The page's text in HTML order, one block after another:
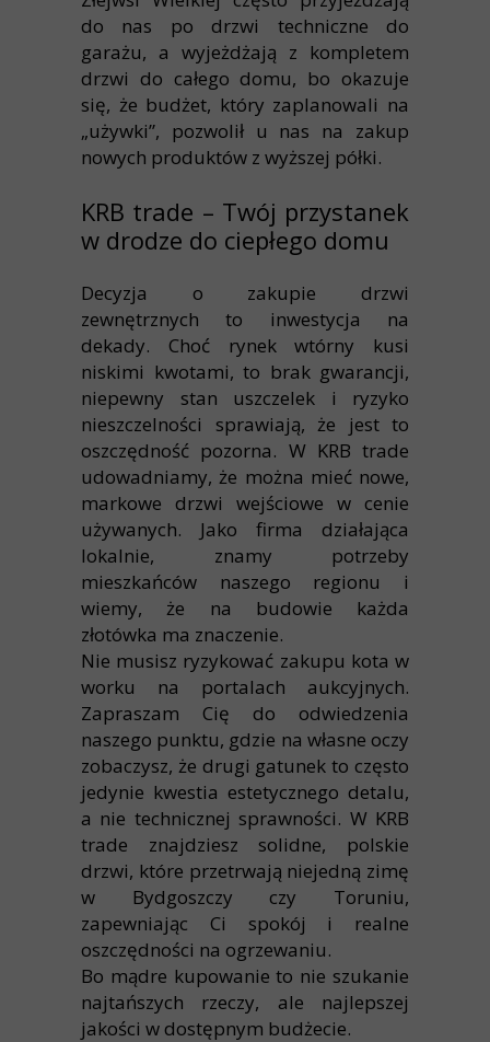
do nas po drzwi techniczne do
garażu, a wyjeżdżają z kompletem
drzwi do całego domu, bo okazuje
się, że budżet, który zaplanowali na
„używki”, pozwolił u nas na zakup
nowych produktów z wyższej półki.
KRB trade – Twój przystanek
w drodze do ciepłego domu
Decyzja o zakupie drzwi
zewnętrznych to inwestycja na
dekady. Choć rynek wtórny kusi
niskimi kwotami, to brak gwarancji,
niepewny stan uszczelek i ryzyko
nieszczelności sprawiają, że jest to
oszczędność pozorna. W KRB trade
udowadniamy, że można mieć nowe,
markowe drzwi wejściowe w cenie
używanych. Jako firma działająca
lokalnie, znamy potrzeby
mieszkańców naszego regionu i
wiemy, że na budowie każda
złotówka ma znaczenie.
Nie musisz ryzykować zakupu kota w
worku na portalach aukcyjnych.
Zapraszam Cię do odwiedzenia
naszego punktu, gdzie na własne oczy
zobaczysz, że drugi gatunek to często
jedynie kwestia estetycznego detalu,
a nie technicznej sprawności. W KRB
trade znajdziesz solidne, polskie
drzwi, które przetrwają niejedną zimę
w Bydgoszczy czy Toruniu,
zapewniając Ci spokój i realne
oszczędności na ogrzewaniu.
Bo mądre kupowanie to nie szukanie
najtańszych rzeczy, ale najlepszej
jakości w dostępnym budżecie.